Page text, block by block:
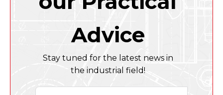
Advice
Stay tuned for the latest news in
the industrial field!